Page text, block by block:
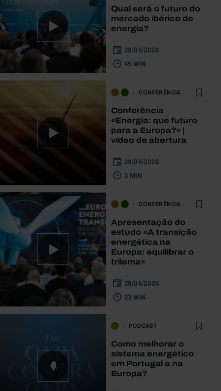
Qual será o futuro do
mercado ibérico de
energia?
29/04/2026
45 MIN
CONFERÊNCIA
Conferência
«Energia: que futuro
para a Europa?» |
vídeo de abertura
29/04/2026
3 MIN
CONFERÊNCIA
Apresentação do
estudo «A transição
energética na
Europa: equilibrar o
trilema»
29/04/2026
23 MIN
PODCAST
Como melhorar o
sistema energético
em Portugal e na
Europa?